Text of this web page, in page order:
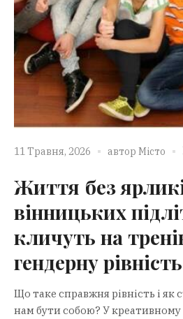
11 Травня, 2026 автор Місто
Життя без
вінницьких
кличуть на
гендерну рівність
Що таке справжня рівність і
нам бути собою? У креативному